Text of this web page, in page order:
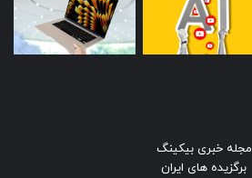
مجله خبری بیکینگ
برگزیده های ایران